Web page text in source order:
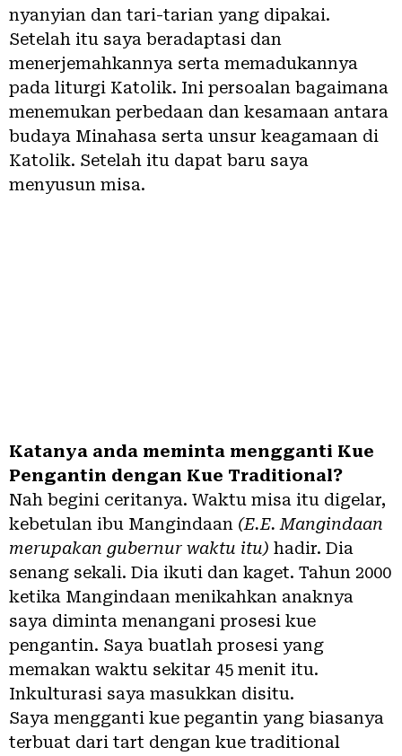
nyanyian dan tari-tarian yang dipakai.
Setelah itu saya beradaptasi dan
menerjemahkannya serta memadukannya
pada liturgi Katolik. Ini persoalan bagaimana
menemukan perbedaan dan kesamaan antara
budaya Minahasa serta unsur keagamaan di
Katolik. Setelah itu dapat baru saya
menyusun misa.
Katanya anda meminta mengganti Kue
Pengantin dengan Kue Traditional?
Nah begini ceritanya. Waktu misa itu digelar,
kebetulan ibu Mangindaan (E.E. Mangindaan
merupakan gubernur waktu itu) hadir. Dia
senang sekali. Dia ikuti dan kaget. Tahun 2000
ketika Mangindaan menikahkan anaknya
saya diminta menangani prosesi kue
pengantin. Saya buatlah prosesi yang
memakan waktu sekitar 45 menit itu.
Inkulturasi saya masukkan disitu.
Saya mengganti kue pegantin yang biasanya
terbuat dari tart dengan kue traditional